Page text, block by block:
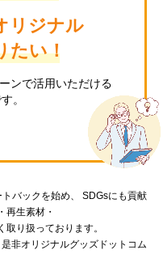
リジナル
たい！
ンで活用いただける
。
バックを始め、 SDGsにも貢献
再生素材・
り扱っております。
非オリジナルグッズドットコム